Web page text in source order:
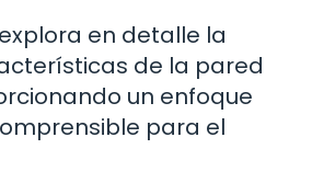
en detalle la
de la pared
un enfoque
para el